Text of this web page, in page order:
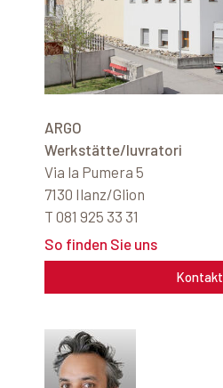
ARGO
Werkstätte/luvratori
Via la Pumera 5
7130 Ilanz/Glion
T 081 925 33 31
So finden Sie uns
Kontakt